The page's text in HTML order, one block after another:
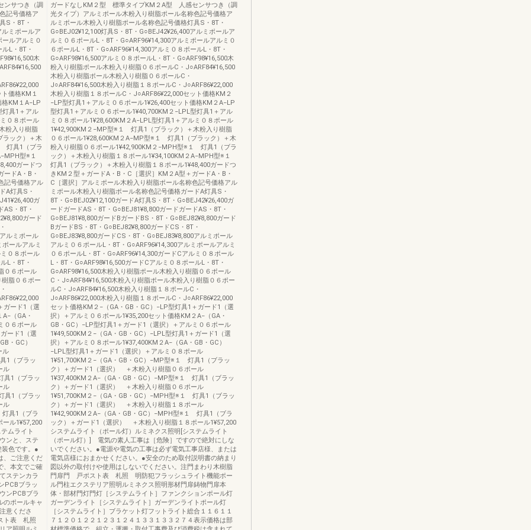
サつき（調
記号価格ア
S・8T・
ミポールア
ールアルミ０
L・8T・
木
価格KM１
KM１A−LP
灯具1＋アル
０８ポール
粉入り樹脂
ラック）＋木
灯具1（ブラ
型※１
ガードつ
ードA・B・
記号価格アル
A灯具S・
ガ
AS・8T・
ガード
ルミポール
ールアルミ
０８ポール
L・8T・
０６ポール
脂０６ポー
ガード1（選
（GA・
０６ポール
ード1（選
・GC）
ル
1（ブラッ
ル
具1（ブラッ
ル
具1（ブラッ
ル
具1（ブラ
ル1¥57,200
ムライト
ンと、ステ
装色です。●
、ご注意くだ
、本文でご確
ステンカラ
PCBブラッ
ンPCBブラ
ポールキャ
意くださ
スト表 札照
ガードなしKM２型 標準タイプKM２A型 人感センサつき（調
光タイプ）アルミポール木粉入り樹脂ポール名称色記号価格ア
ルミポール木粉入り樹脂ポール名称色記号価格灯具S・8T・
G○BEJ02¥12,100灯具S・8T・G○BEJ42¥26,400アルミポールア
ルミ０６ポールL・8T・G○ARF96¥14,300アルミポールアルミ０
６ポールL・8T・G○ARF96¥14,300アルミ０８ポールL・8T・
G○ARF98¥16,500アルミ０８ポールL・8T・G○ARF98¥16,500木
粉入り樹脂ポール木粉入り樹脂０６ポールC・J○ARF84¥16,500
木粉入り樹脂ポール木粉入り樹脂０６ポールC・
J○ARF84¥16,500木粉入り樹脂１８ポールC・J○ARF86¥22,000
木粉入り樹脂１８ポールC・J○ARF86¥22,000セット価格KM２
−LP型灯具1＋アルミ０６ポール1¥26,400セット価格KM２A−LP
型灯具1＋アルミ０６ポール1¥40,700KM２−LPL型灯具1＋アル
ミ０８ポール1¥28,600KM２A−LPL型灯具1＋アルミ０８ポール
1¥42,900KM２−MP型※１ 灯具1（ブラック）＋木粉入り樹脂
０６ポール1¥28,600KM２A−MP型※１ 灯具1（ブラック）＋木
粉入り樹脂０６ポール1¥42,900KM２−MPH型※１ 灯具1（ブラ
ック）＋木粉入り樹脂１８ポール1¥34,100KM２A−MPH型※１
灯具1（ブラック）＋木粉入り樹脂１８ポール1¥48,400ガードつ
きKM２型＋ガードA・B・C［選択］KM２A型＋ガードA・B・
C［選択］アルミポール木粉入り樹脂ポール名称色記号価格アル
ミポール木粉入り樹脂ポール名称色記号価格ガードA灯具S・
8T・G○BEJ02¥12,100ガードA灯具S・8T・G○BEJ42¥26,400ガ
ードガードAS・8T・G○BEJ81¥8,800ガードガードAS・8T・
G○BEJ81¥8,800ガードBガードBS・8T・G○BEJ82¥8,800ガード
BガードBS・8T・G○BEJ82¥8,800ガードCS・8T・
G○BEJ83¥8,800ガードCS・8T・G○BEJ83¥8,800アルミポール
アルミ０６ポールL・8T・G○ARF96¥14,300アルミポールアルミ
０６ポールL・8T・G○ARF96¥14,300ガードCアルミ０８ポール
L・8T・G○ARF98¥16,500ガードCアルミ０８ポールL・8T・
G○ARF98¥16,500木粉入り樹脂ポール木粉入り樹脂０６ポール
C・J○ARF84¥16,500木粉入り樹脂ポール木粉入り樹脂０６ポー
ルC・J○ARF84¥16,500木粉入り樹脂１８ポールC・
J○ARF86¥22,000木粉入り樹脂１８ポールC・J○ARF86¥22,000
セット価格KM２−（GA・GB・GC）−LP型灯具1＋ガード1（選
択）＋アルミ０６ポール1¥35,200セット価格KM２A−（GA・
GB・GC）−LP型灯具1＋ガード1（選択）＋アルミ０６ポール
1¥49,500KM２−（GA・GB・GC）−LPL型灯具1＋ガード1（選
択）＋アルミ０８ポール1¥37,400KM２A−（GA・GB・GC）
−LPL型灯具1＋ガード1（選択）＋アルミ０８ポール
1¥51,700KM２−（GA・GB・GC）−MP型※１ 灯具1（ブラッ
ク）＋ガード1（選択） ＋木粉入り樹脂０６ポール
1¥37,400KM２A−（GA・GB・GC）−MP型※１ 灯具1（ブラッ
ク）＋ガード1（選択） ＋木粉入り樹脂０６ポール
1¥51,700KM２−（GA・GB・GC）−MPH型※１ 灯具1（ブラッ
ク）＋ガード1（選択） ＋木粉入り樹脂１８ポール
1¥42,900KM２A−（GA・GB・GC）−MPH型※１ 灯具1（ブラ
ック）＋ガード1（選択） ＋木粉入り樹脂１８ポール1¥57,200
システムライト（ポール灯）ルミネクス照明[システムライト
（ポール灯）] 電気の素人工事は［危険］ですので絶対にしな
いでください。●電源や電気の工事は必ず電気工事店様、または
電気店様におまかせください。●安全のため取付説明書の納まり
図以外の取付けや使用はしないでください。注門まわり木樹脂
門扉門 戸ポスト表 札照 明防犯フラッシュライト機能ポー
ル門柱エクステリア照明ルミネクス照明形材門扉鋳物門扉本
体・部材門灯門灯［システムライト］ファンクションポール灯
ガーデンライト［システムライト］ガーデンライトポール灯
［システムライト］ブラケット灯フットライト総合１１６１１
７１２０１２２１２３１２４１３３１３３２７４表示価格は部